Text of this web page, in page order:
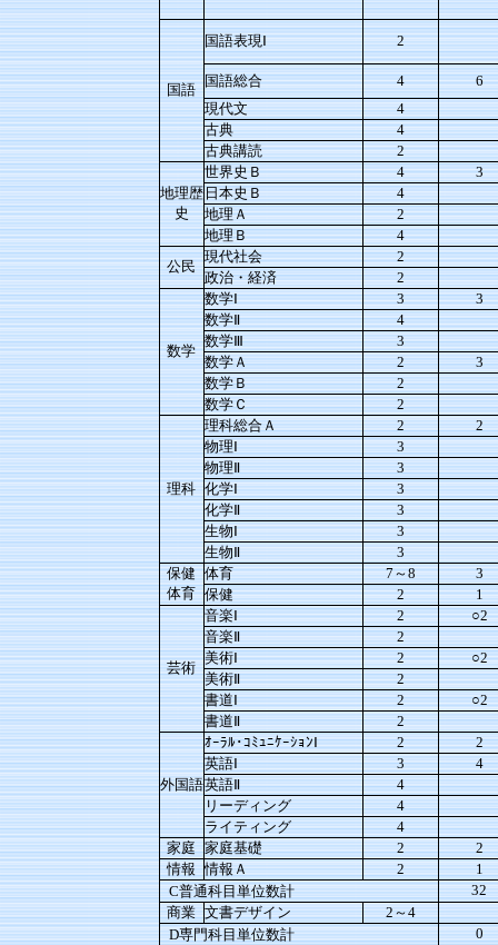
国語
国語表現Ⅰ 2
国語総合 4
6
現代文
4
古典
4
古典講読
2
地理歴
史
世界史Ｂ 4
3
日本史Ｂ
4
地理Ａ
2
地理Ｂ
4
公民
現代社会
2
政治・経済
2
数学
数学Ⅰ 3
3
数学Ⅱ
4
数学Ⅲ
3
数学Ａ
2
3
数学Ｂ
2
数学Ｃ
2
理科
理科総合Ａ 2
2
物理Ⅰ
3
物理Ⅱ
3
化学Ⅰ
3
化学Ⅱ
3
生物Ⅰ
3
生物Ⅱ
3
保健
体育
体育 7～8
3
保健
2 1
芸術
音楽Ⅰ 2
○2
音楽Ⅱ
2
美術Ⅰ
2
○2
美術Ⅱ
2
書道Ⅰ
2
○2
書道Ⅱ
2
外国語
ｵｰﾗﾙ･ｺﾐｭﾆｹｰｼｮﾝⅠ 2
2
英語Ⅰ
3
4
英語Ⅱ
4
リーディング
4
ライティング
4
家庭 家庭基礎 2
2
情報 情報Ａ 2
1
C普通科目単位数計
32
商業 文書デザイン
2～4
D専門科目単位数計
0